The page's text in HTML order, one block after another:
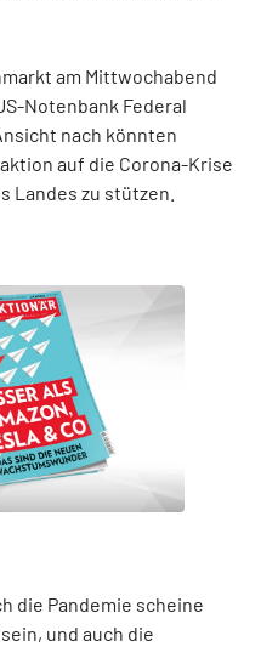
am Mittwochabend
Notenbank Federal
nach könnten
auf die Corona-Krise
Landes zu stützen.
die Pandemie scheine
und auch die